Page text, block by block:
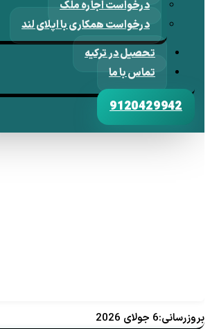
درخواست اجاره ملک
درخواست همکاری با اپلای لند
تحصیل در ترکیه
تماس با ما
9120429942
بروزرسانی:6 جولای 2026